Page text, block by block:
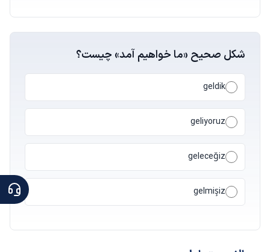
شکل صحیح «ما خواهیم آمد» چیست؟
geldik
geliyoruz
geleceğiz
gelmişiz